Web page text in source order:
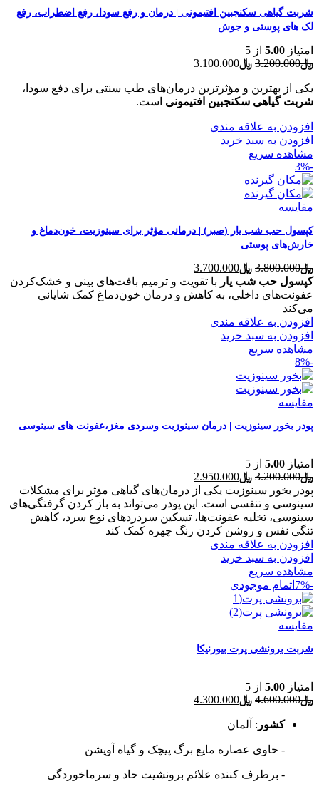
شربت گیاهی سکنجبین افتیمونی | درمان و رفع سودا، رفع اضطراب، رفع
لک های پوستی و جوش
امتیاز 5.00 از 5
﷼3.200.000 قیمت
﷼3.200.000
بود.
﷼3.100.000
﷼3.100.000
است.
یکی از بهترین و مؤثرترین درمان‌های طب سنتی برای دفع سودا،
شربت گیاهی سکنجبین افتیمونی است.
افزودن به علاقه مندی
افزودن به سبد خرید
مشاهده سریع
-3%
مقایسه
کپسول حب شب یار (صبر) | درمانی مؤثر برای سینوزیت، خون‌دماغ و
خارش‌های پوستی
﷼3.800.000 قیمت
اصلی
﷼3.800.000
﷼3.700.000
فعلی
﷼3.700.000
کپسول حب شب یار با تقویت و ترمیم بافت‌های بینی و خشک‌کردن
عفونت‌های داخلی، به کاهش و درمان خون‌دماغ کمک شایانی
می‌کند
افزودن به علاقه مندی
افزودن به سبد خرید
مشاهده سریع
-8%
مقایسه
پودر بخور سینوزیت | درمان سینوزیت وسردی مغز،عفونت های سینوسی
امتیاز 5.00 از 5
﷼3.200.000 قیمت
اصلی
﷼3.200.000
بود.
﷼2.950.000
فعلی
﷼2.950.000
است.
پودر بخور سینوزیت یکی از درمان‌های گیاهی مؤثر برای مشکلات
سینوسی و تنفسی است. این پودر می‌تواند به باز کردن گرفتگی‌های
سینوسی، تخلیه عفونت‌ها، تسکین سردردهای نوع سرد، کاهش
تنگی نفس و روشن کردن رنگ چهره کمک کند
افزودن به علاقه مندی
افزودن به سبد خرید
مشاهده سریع
-7%
اتمام موجودی
مقایسه
شربت برونشی پرت بیورنیکا
امتیاز 5.00 از 5
﷼4.600.000 قیمت
﷼4.600.000
﷼4.300.000قیمت
کشور : آلمان
- حاوی عصاره مایع برگ پیچک و گیاه آویشن
- برطرف کننده علائم برونشیت حاد و سرماخوردگی